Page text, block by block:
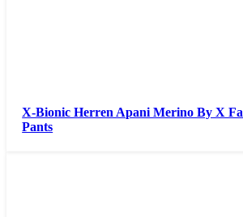
X-Bionic Herren Apani Merino By X
Pants